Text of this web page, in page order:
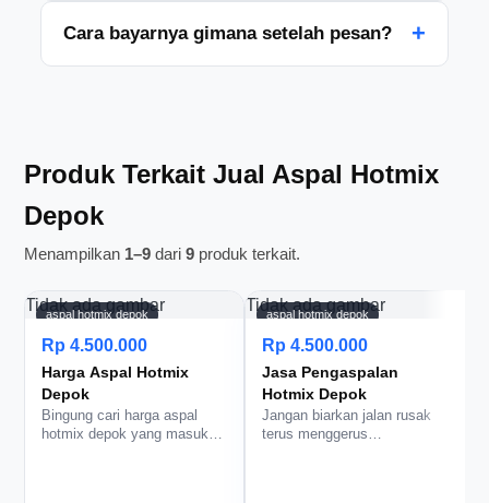
tahap pelaksanaan di lokasi.
mendadak bisa diusahakan. Tapi kalau mau lebih
aman, lebih bagus booking lebih awal supaya slot
Cara bayarnya gimana setelah pesan? +
Produk Terkait Jual Aspal Hotmix
Depok
Menampilkan 1–9 dari9 produk terkait.
Tidak ada gambar
aspal hotmix depok
Rp 4.500.000
Harga Aspal Hotmix
Depok
Bingung cari harga aspal
hotmix depok yang masuk
Tidak ada gambar
aspal hotmix depok
Rp 4.500.000
Jasa Pengaspalan
Hotmix Depok
Jangan biarkan jalan rusak
terus menggerus